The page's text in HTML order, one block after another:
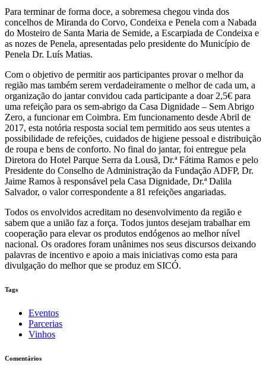
Para terminar de forma doce, a sobremesa chegou vinda dos
concelhos de Miranda do Corvo, Condeixa e Penela com a Nabada
do Mosteiro de Santa Maria de Semide, a Escarpiada de Condeixa e
as nozes de Penela, apresentadas pelo presidente do Município de
Penela Dr. Luís Matias.
Com o objetivo de permitir aos participantes provar o melhor da
região mas também serem verdadeiramente o melhor de cada um, a
organização do jantar convidou cada participante a doar 2,5€ para
uma refeição para os sem-abrigo da Casa Dignidade – Sem Abrigo
Zero, a funcionar em Coimbra. Em funcionamento desde Abril de
2017, esta notória resposta social tem permitido aos seus utentes a
possibilidade de refeições, cuidados de higiene pessoal e distribuição
de roupa e bens de conforto. No final do jantar, foi entregue pela
Diretora do Hotel Parque Serra da Lousã, Dr.ª Fátima Ramos e pelo
Presidente do Conselho de Administração da Fundação ADFP, Dr.
Jaime Ramos à responsável pela Casa Dignidade, Dr.ª Dalila
Salvador, o valor correspondente a 81 refeições angariadas.
Todos os envolvidos acreditam no desenvolvimento da região e
sabem que a união faz a força. Todos juntos desejam trabalhar em
cooperação para elevar os produtos endógenos ao melhor nível
nacional. Os oradores foram unânimes nos seus discursos deixando
palavras de incentivo e apoio a mais iniciativas como esta para
divulgação do melhor que se produz em SICÓ.
Tags
Eventos
Parcerias
Vinhos
Comentários